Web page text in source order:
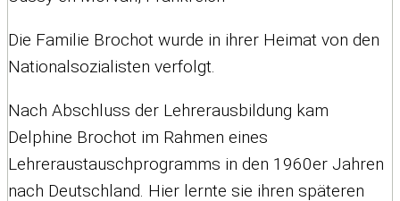
Die Familie Brochot wurde in ihrer Heimat von den
Nationalsozialisten verfolgt.
Nach Abschluss der Lehrerausbildung kam
Delphine Brochot im Rahmen eines
Lehreraustauschprogramms in den 1960er Jahren
nach Deutschland. Hier lernte sie ihren späteren